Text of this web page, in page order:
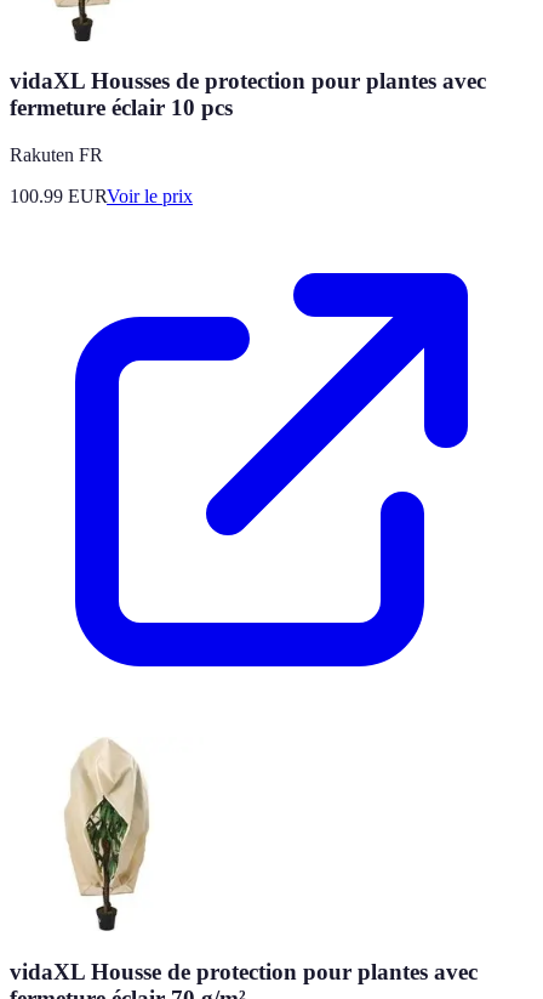
vidaXL Housses de protection pour plantes avec
fermeture éclair 10 pcs
Rakuten FR
100.99 EURVoir le prix
vidaXL Housse de protection pour plantes avec